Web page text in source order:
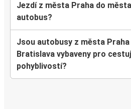
Jezdí z města Praha do
autobus?
Jsou autobusy z města
Bratislava vybaveny pro
pohyblivostí?